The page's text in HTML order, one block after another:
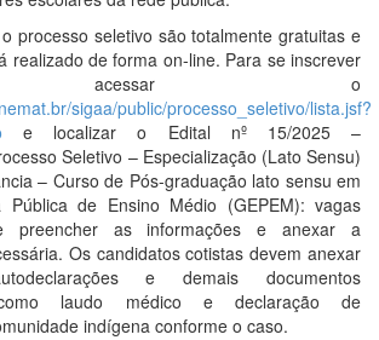
processo seletivo são totalmente gratuitas e
realizado de forma on-line. Para se inscrever
acessar o
sigaa/public/processo_seletivo/lista.jsf?
e localizar o Edital nº 15/2025 –
Seletivo – Especialização (Lato Sensu)
– Curso de Pós-graduação lato sensu em
Pública de Ensino Médio (GEPEM): vagas
preencher as informações e anexar a
Os candidatos cotistas devem anexar
e demais documentos
como laudo médico e declaração de
indígena conforme o caso.